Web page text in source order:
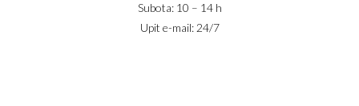
Subota: 10 – 14 h
Upit e-mail: 24/7